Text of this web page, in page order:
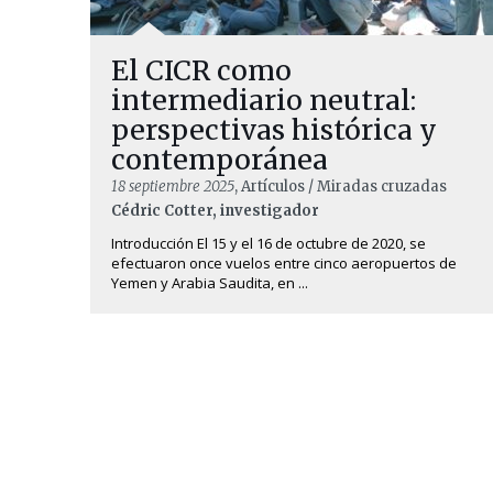
El CICR como
intermediario neutral:
perspectivas histórica y
contemporánea
18 septiembre 2025, Artículos / Miradas cruzadas
Cédric Cotter, investigador
Introducción El 15 y el 16 de octubre de 2020, se
efectuaron once vuelos entre cinco aeropuertos de
Yemen y Arabia Saudita, en ...